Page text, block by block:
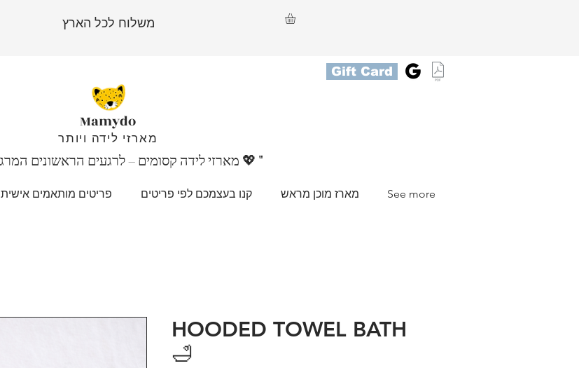
משלוח לכל הארץ
Gift Card
Mamydo
מארזי לידה ויותר
💖 "
פריטים מותאמים אישית קנו בעצמכם לפי פריטים מארז מוכן מראש See more
HOODED TOWEL BATH
🛁